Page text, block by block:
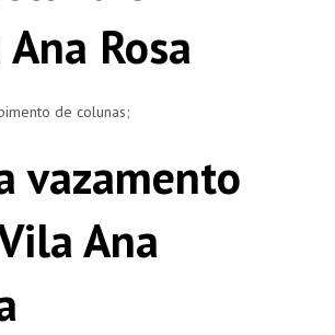
Rosa
de colunas;
vazamento
Ana